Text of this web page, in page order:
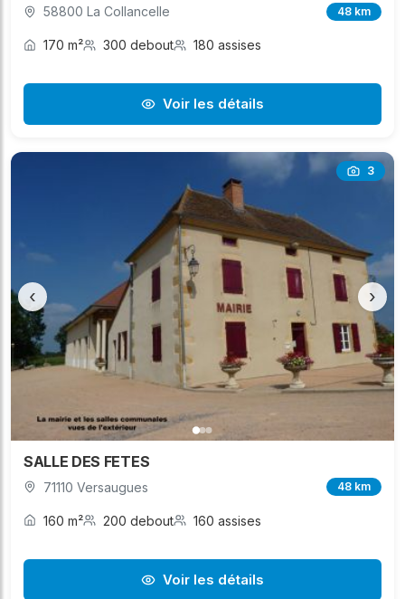
58800 La Collancelle 48 km
170 m² 300 debout 180 assises
Voir les détails
3
‹ ›
SALLE DES FETES
71110 Versaugues 48 km
160 m² 200 debout 160 assises
Voir les détails